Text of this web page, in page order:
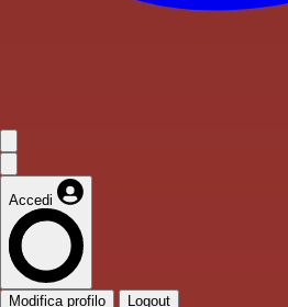
Accedi
Modifica profilo Logout